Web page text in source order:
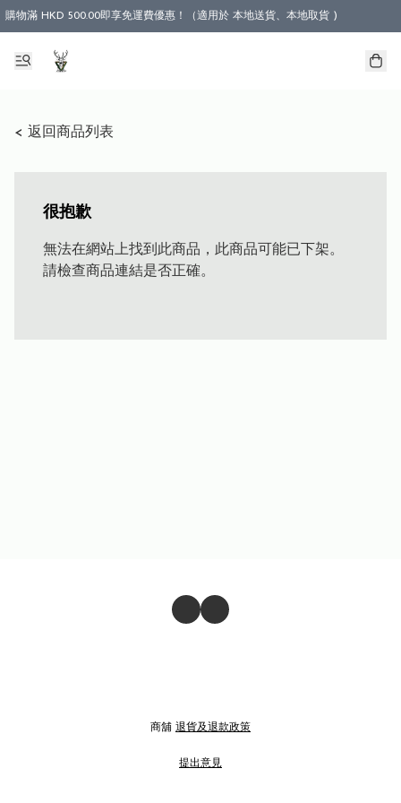
購物滿 HKD 500.00即享免運費優惠！（適用於 本地送貨、本地取貨 )
< 返回商品列表
很抱歉
無法在網站上找到此商品，此商品可能已下架。
請檢查商品連結是否正確。
商舖 退貨及退款政策
提出意見